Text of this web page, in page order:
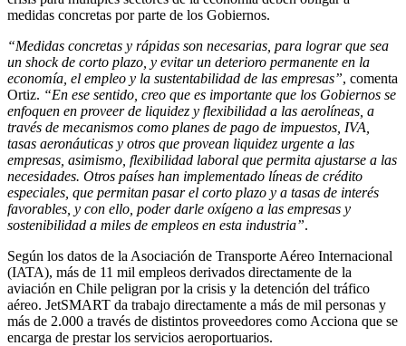
medidas concretas por parte de los Gobiernos.
“Medidas concretas y rápidas son necesarias, para lograr que sea
un shock de corto plazo, y evitar un deterioro permanente en la
economía, el empleo y la sustentabilidad de las empresas”, comenta
Ortiz. “En ese sentido, creo que es importante que los Gobiernos se
enfoquen en proveer de liquidez y flexibilidad a las aerolíneas, a
través de mecanismos como planes de pago de impuestos, IVA,
tasas aeronáuticas y otros que provean liquidez urgente a las
empresas, asimismo, flexibilidad laboral que permita ajustarse a las
necesidades. Otros países han implementado líneas de crédito
especiales, que permitan pasar el corto plazo y a tasas de interés
favorables, y con ello, poder darle oxígeno a las empresas y
sostenibilidad a miles de empleos en esta industria”.
Según los datos de la Asociación de Transporte Aéreo Internacional
(IATA), más de 11 mil empleos derivados directamente de la
aviación en Chile peligran por la crisis y la detención del tráfico
aéreo. JetSMART da trabajo directamente a más de mil personas y
más de 2.000 a través de distintos proveedores como Acciona que se
encarga de prestar los servicios aeroportuarios.